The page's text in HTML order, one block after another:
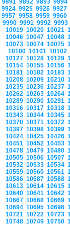
9891 9892 9893 9894
9924 9925 9926 9927
9957 9958 9959 9960
9990 9991 9992 9993
10019 10020 10021
10046 10047 10048
10073 10074 10075
10100 10101 10102
10127 10128 10129
10154 10155 10156
10181 10182 10183
10208 10209 10210
10235 10236 10237
10262 10263 10264
10289 10290 10291
10316 10317 10318
10343 10344 10345
10370 10371 10372
10397 10398 10399
10424 10425 10426
10451 10452 10453
10478 10479 10480
10505 10506 10507
10532 10533 10534
10559 10560 10561
10586 10587 10588
10613 10614 10615
10640 10641 10642
10667 10668 10669
10694 10695 10696
10721 10722 10723
10748 10749 10750